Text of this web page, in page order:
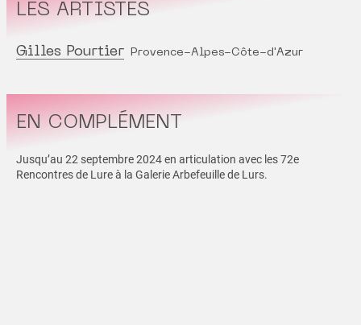
LES ARTISTES
Gilles Pourtier Provence-Alpes-Côte-d'Azur
EN COMPLÉMENT
Jusqu’au 22 septembre 2024 en articulation avec les 72e
Rencontres de Lure à la Galerie Arbefeuille de Lurs.